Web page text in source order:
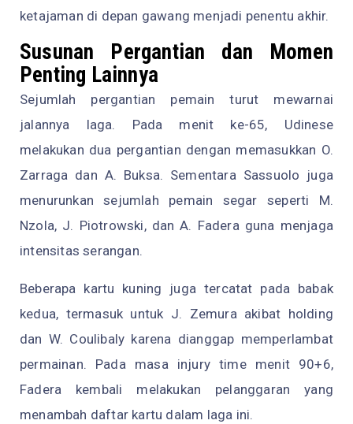
ketajaman di depan gawang menjadi penentu akhir.
Susunan Pergantian dan Momen
Penting Lainnya
Sejumlah pergantian pemain turut mewarnai
jalannya laga. Pada menit ke-65, Udinese
melakukan dua pergantian dengan memasukkan O.
Zarraga dan A. Buksa. Sementara Sassuolo juga
menurunkan sejumlah pemain segar seperti M.
Nzola, J. Piotrowski, dan A. Fadera guna menjaga
intensitas serangan.
Beberapa kartu kuning juga tercatat pada babak
kedua, termasuk untuk J. Zemura akibat holding
dan W. Coulibaly karena dianggap memperlambat
permainan. Pada masa injury time menit 90+6,
Fadera kembali melakukan pelanggaran yang
menambah daftar kartu dalam laga ini.